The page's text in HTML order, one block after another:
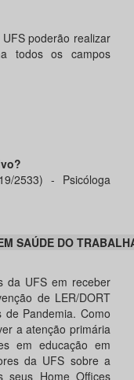
poderão realizar
todos os campos
2533) - Psicóloga
SAÚDE DO
da UFS em receber
de LER/DORT
Pandemia. Como
a atenção primária
em educação em
da UFS sobre a
seus Home Offices